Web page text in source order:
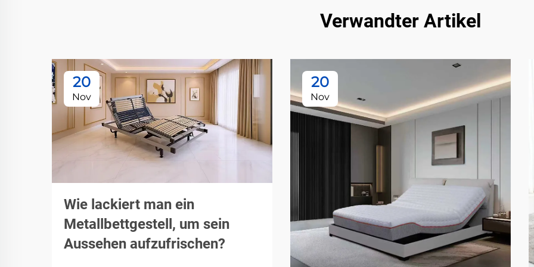
Verwandter Artikel
20
Nov
Wie lackiert man ein
Metallbettgestell, um sein
Aussehen aufzufrischen?
20
Nov